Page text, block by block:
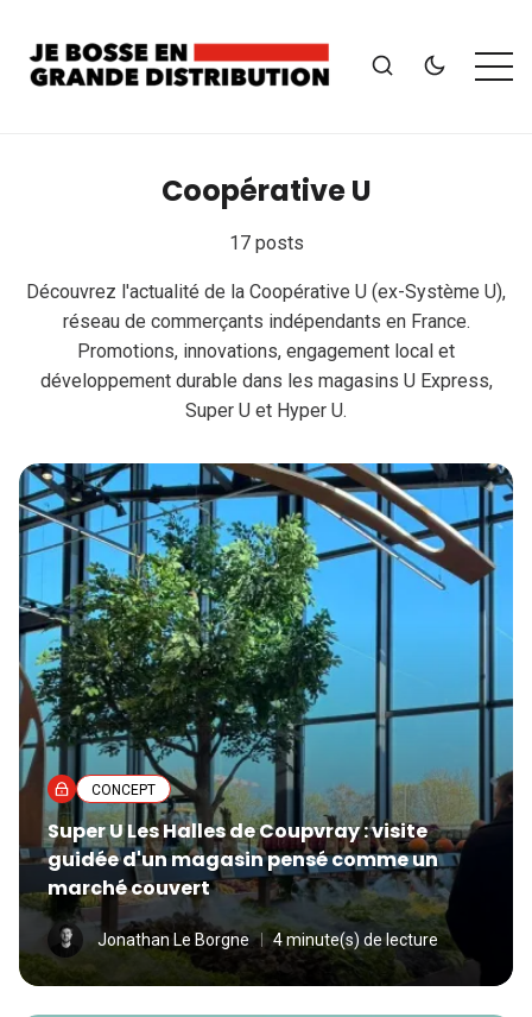
Coopérative U
17 posts
Découvrez l'actualité de la Coopérative U (ex-Système U),
réseau de commerçants indépendants en France.
Promotions, innovations, engagement local et
développement durable dans les magasins U Express,
Super U et Hyper U.
CONCEPT
Super U Les Halles de Coupvray : visite
guidée d'un magasin pensé comme un
marché couvert
Jonathan Le Borgne 4 minute(s) de lecture